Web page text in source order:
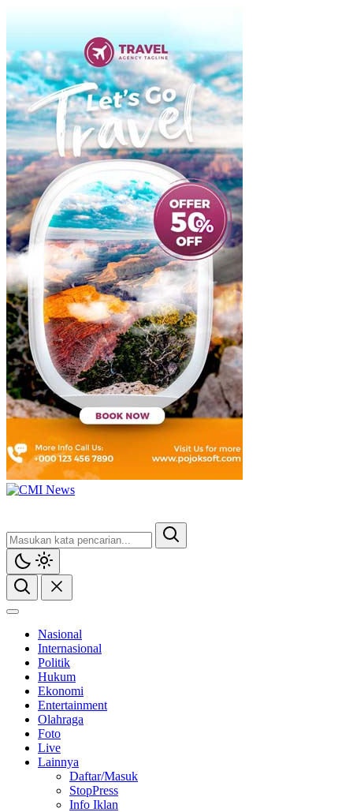
CMI News
Berani, Integritas dan Loyalitas
Nasional
Internasional
Politik
Hukum
Ekonomi
Entertainment
Olahraga
Foto
Live
Lainnya
Daftar/Masuk
StopPress
Info Iklan